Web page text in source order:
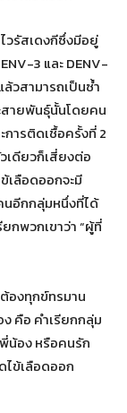
วรัสเดงกีซึ่งมีอยู่
3 และ DENV-
วสามารถเป็นซ้ำ
สายพันธุ์นั้นโดยคน
การติดเชื้อครั้งที่ 2
เดียวก็เสี่ยงต่อ
เลือดออกจะมี
นอีกกลุ่มหนึ่งที่ได้
กพวกเขาว่า “ผู้ที่
องทุกข์ทรมาน
คือ คำเรียกกลุ่ม
น้อง หรือคนรัก
ข้เลือดออก